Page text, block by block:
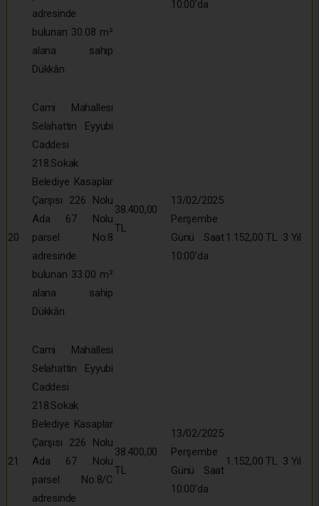
adresinde
bulunan 30.08 m²
alana sahip
Dükkân
10:00’da
20
Cami Mahallesi
Selahattin Eyyubi
Caddesi
218.Sokak
Belediye Kasaplar
Çarşısı 226 Nolu
Ada 67 Nolu
parsel No:8
adresinde
bulunan 33.00 m²
alana sahip
Dükkân
38.400,00
TL
13/02/2025
Perşembe
Günü Saat
10:00’da
1.152,00 TL 3 Yıl
21
Cami Mahallesi
Selahattin Eyyubi
Caddesi
218.Sokak
Belediye Kasaplar
Çarşısı 226 Nolu
Ada 67 Nolu
parsel No:8/C
adresinde
38.400,00
TL
13/02/2025
Perşembe
Günü Saat
10:00’da
1.152,00 TL 3 Yıl